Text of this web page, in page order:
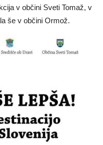
v občini Sveti Tomaž, v
še v občini Ormož.